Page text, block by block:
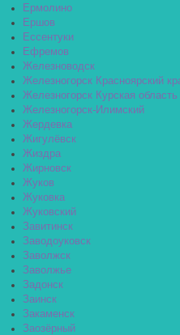
Ермолино
Ершов
Ессентуки
Ефремов
Железноводск
Железногорск Красноярский
Железногорск Курская область
Железногорск-Илимский
Жердевка
Жигулёвск
Жиздра
Жирновск
Жуков
Жуковка
Жуковский
Завитинск
Заводоуковск
Заволжск
Заволжье
Задонск
Заинск
Закаменск
Заозёрный